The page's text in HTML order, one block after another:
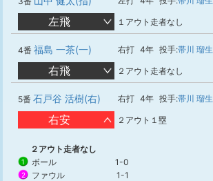
左飛 １アウト走者なし
4番 福島 一茶(一) 右打 4年 投手:帯川 瑠生
右飛 ２アウト走者なし
5番 石戸谷 活樹(右) 右打 4年 投手:帯川 瑠生
右安 ２アウト１塁
２アウト走者なし
1 ボール 1-0
2 ファウル 1-1